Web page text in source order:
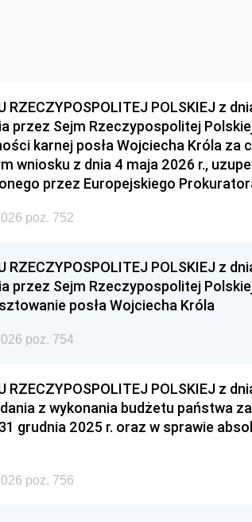
RZECZYPOSPOLITEJ POLSKIEJ z
przez Sejm Rzeczypospolitej
karnej posła Wojciecha Króla za
wniosku z dnia 4 maja 2026 r.,
przez Europejskiego
poz. 752
RZECZYPOSPOLITEJ POLSKIEJ z
przez Sejm Rzeczypospolitej
posła Wojciecha Króla
poz. 754
RZECZYPOSPOLITEJ POLSKIEJ z
z wykonania budżetu państwa
grudnia 2025 r. oraz w sprawie
poz. 756